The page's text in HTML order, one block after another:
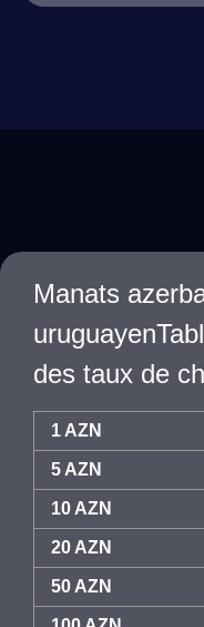
Manats
des taux de
1 AZN
5 AZN
10 AZN
20 AZN
50 AZN